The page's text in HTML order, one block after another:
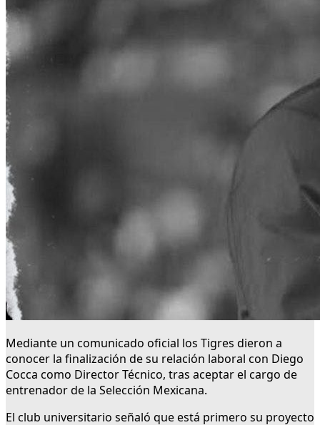
Mediante un comunicado oficial los Tigres dieron a
conocer la finalización de su relación laboral con Diego
Cocca como Director Técnico, tras aceptar el cargo de
entrenador de la Selección Mexicana.
El club universitario señaló que está primero su proyecto